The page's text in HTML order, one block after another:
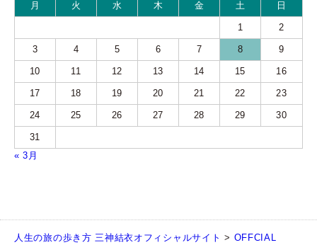
月 火 水 木 金 土 日
1 2
3 4 5 6 7 8 9
10 11 12 13 14 15 16
17 18 19 20 21 22 23
24 25 26 27 28 29 30
31
« 3月
人生の旅の歩き方 三神結衣オフィシャルサイト > OFFCIAL